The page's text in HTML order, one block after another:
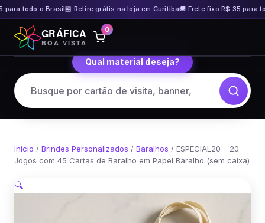
todo o Brasil🏪 Retire grátis na loja em Curitiba🚚 Frete fixo R$ 35 para
Pular
para
o
GRÁFICA
BOA VISTA
0
Qual material deseja?
Início / Brindes Personalizados / Baralhos / ESPECIAL20 – 20
Jogos com 45 Cartas de Baralho em Papel Baralho (sem caixa)
🔍